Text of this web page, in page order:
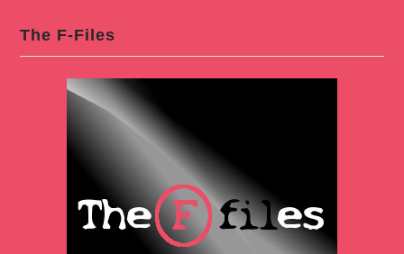
The F-Files